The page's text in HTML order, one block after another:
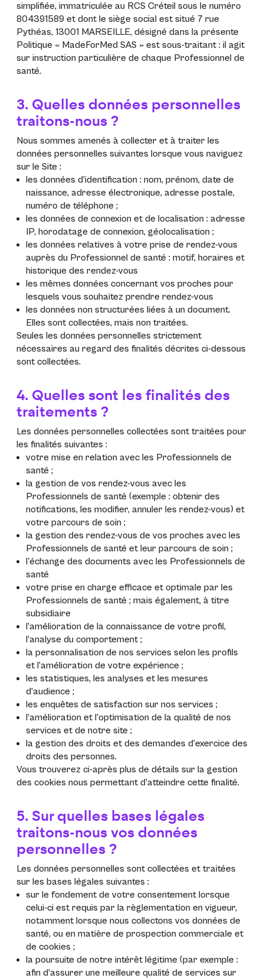
simplifiée, immatriculée au RCS Créteil sous le numéro
804391589 et dont le siège social est situé 7 rue
Pythéas, 13001 MARSEILLE, désigné dans la présente
Politique « MadeForMed SAS » est sous-traitant : il agit
sur instruction particulière de chaque Professionnel de
santé.
3. Quelles données personnelles
traitons-nous ?
Nous sommes amenés à collecter et à traiter les
données personnelles suivantes lorsque vous naviguez
sur le Site :
les données d’identification : nom, prénom, date de
naissance, adresse électronique, adresse postale,
numéro de téléphone ;
les données de connexion et de localisation : adresse
IP, horodatage de connexion, géolocalisation ;
les données relatives à votre prise de rendez-vous
auprès du Professionnel de santé : motif, horaires et
historique des rendez-vous
les mêmes données concernant vos proches pour
lesquels vous souhaitez prendre rendez-vous
les données non structurées liées à un document.
Elles sont collectées, mais non traitées.
Seules les données personnelles strictement
nécessaires au regard des finalités décrites ci-dessous
sont collectées.
4. Quelles sont les finalités des
traitements ?
Les données personnelles collectées sont traitées pour
les finalités suivantes :
votre mise en relation avec les Professionnels de
santé ;
la gestion de vos rendez-vous avec les
Professionnels de santé (exemple : obtenir des
notifications, les modifier, annuler les rendez-vous) et
votre parcours de soin ;
la gestion des rendez-vous de vos proches avec les
Professionnels de santé et leur parcours de soin ;
l'échange des documents avec les Professionnels de
santé
votre prise en charge efficace et optimale par les
Professionnels de santé ; mais également, à titre
subsidiaire
l’amélioration de la connaissance de votre profil,
l’analyse du comportement ;
la personnalisation de nos services selon les profils
et l’amélioration de votre expérience ;
les statistiques, les analyses et les mesures
d’audience ;
les enquêtes de satisfaction sur nos services ;
l’amélioration et l’optimisation de la qualité de nos
services et de notre site ;
la gestion des droits et des demandes d’exercice des
droits des personnes.
Vous trouverez ci-après plus de détails sur la gestion
des cookies nous permettant d’atteindre cette finalité.
5. Sur quelles bases légales
traitons-nous vos données
personnelles ?
Les données personnelles sont collectées et traitées
sur les bases légales suivantes :
sur le fondement de votre consentement lorsque
celui-ci est requis par la règlementation en vigueur,
notamment lorsque nous collectons vos données de
santé, ou en matière de prospection commerciale et
de cookies ;
la poursuite de notre intérêt légitime (par exemple :
afin d’assurer une meilleure qualité de services sur